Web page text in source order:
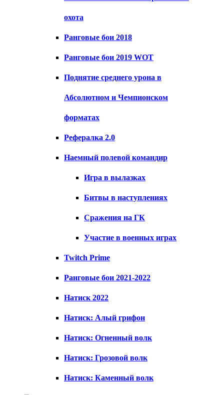
охота
Ранговые бои 2018
Ранговые бои 2019 WOT
Поднятие среднего урона в
Абсолютном и Чемпионском
форматах
Рефералка 2.0
Наемный полевой командир
Игра в вылазках
Битвы в наступлениях
Сражения на ГК
Участие в военных играх
Twitch Prime
Ранговые бои 2021-2022
Натиск 2022
Натиск: Алый грифон
Натиск: Огненный волк
Натиск: Грозовой волк
Натиск: Каменный волк